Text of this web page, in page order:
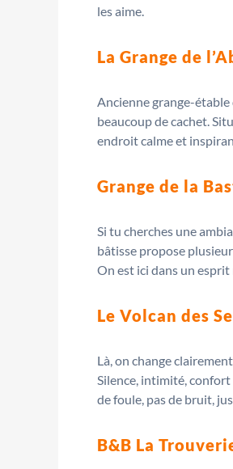
les aime.
La Grange de
Ancienne grange-étable
beaucoup de cachet.
endroit calme et
Grange de la
Si tu cherches une
bâtisse propose
On est ici dans un
Le Volcan des
Là, on change
Silence, intimité, confort
de foule, pas de bruit,
B&B La